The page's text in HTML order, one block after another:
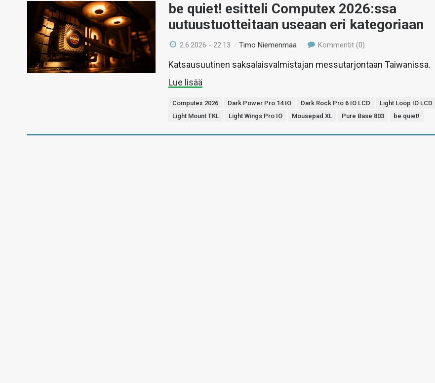
be quiet! esitteli Computex 2026:ssa
uutuustuotteitaan useaan eri kategoriaan
2.6.2026 - 22:13 /Timo Niemenmaa Kommentit (0)
Katsausuutinen saksalaisvalmistajan messutarjontaan Taiwanissa.
Lue lisää
Computex 2026 Dark Power Pro 14 IO Dark Rock Pro 6 IO LCD
Light Loop IO LCD
Light Mount TKL
Light Wings Pro IO Mousepad XL Pure Base 803 be quiet!